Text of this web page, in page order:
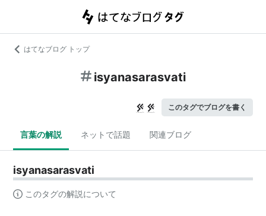
はてなブログ トップ
isyanasarasvati
このタグでブログを書く
言葉の解説 ネットで話題 関連ブログ
isyanasarasvati
このタグの解説について